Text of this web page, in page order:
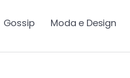
Gossip Moda e Design